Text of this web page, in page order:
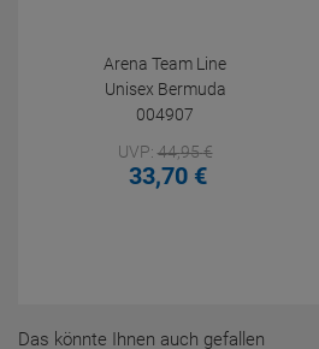
Arena Team Line
Unisex Bermuda
004907
UVP:44,95€
33,70 €
Das könnte Ihnen auch gefallen